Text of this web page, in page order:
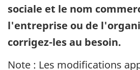
sociale et le nom
l'entreprise ou de
corrigez-les au besoin.
Note : Les modifications